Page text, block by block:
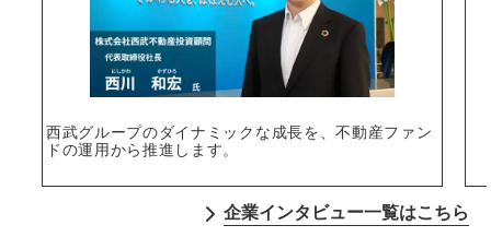
西武グループのダイナミックな成長を、不動産ファン
ドの運用から推進します。
企業インタビュー一覧はこちら